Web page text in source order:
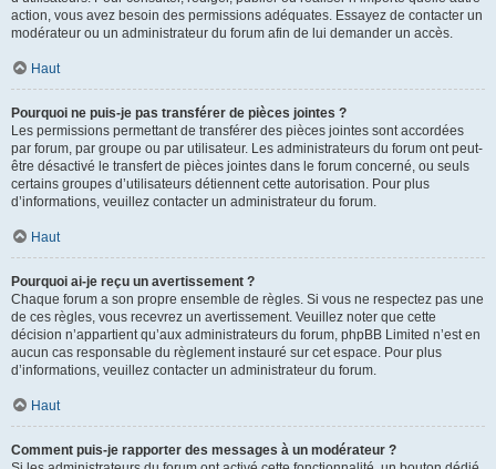
action, vous avez besoin des permissions adéquates. Essayez de contacter un
modérateur ou un administrateur du forum afin de lui demander un accès.
Haut
Pourquoi ne puis-je pas transférer de pièces jointes ?
Les permissions permettant de transférer des pièces jointes sont accordées
par forum, par groupe ou par utilisateur. Les administrateurs du forum ont peut-
être désactivé le transfert de pièces jointes dans le forum concerné, ou seuls
certains groupes d’utilisateurs détiennent cette autorisation. Pour plus
d’informations, veuillez contacter un administrateur du forum.
Haut
Pourquoi ai-je reçu un avertissement ?
Chaque forum a son propre ensemble de règles. Si vous ne respectez pas une
de ces règles, vous recevrez un avertissement. Veuillez noter que cette
décision n’appartient qu’aux administrateurs du forum, phpBB Limited n’est en
aucun cas responsable du règlement instauré sur cet espace. Pour plus
d’informations, veuillez contacter un administrateur du forum.
Haut
Comment puis-je rapporter des messages à un modérateur ?